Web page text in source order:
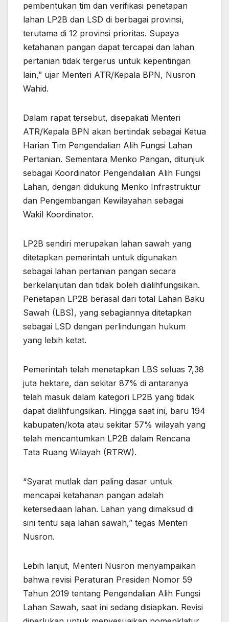
pembentukan tim dan verifikasi penetapan
lahan LP2B dan LSD di berbagai provinsi,
terutama di 12 provinsi prioritas. Supaya
ketahanan pangan dapat tercapai dan lahan
pertanian tidak tergerus untuk kepentingan
lain,” ujar Menteri ATR/Kepala BPN, Nusron
Wahid.
Dalam rapat tersebut, disepakati Menteri
ATR/Kepala BPN akan bertindak sebagai Ketua
Harian Tim Pengendalian Alih Fungsi Lahan
Pertanian. Sementara Menko Pangan, ditunjuk
sebagai Koordinator Pengendalian Alih Fungsi
Lahan, dengan didukung Menko Infrastruktur
dan Pengembangan Kewilayahan sebagai
Wakil Koordinator.
LP2B sendiri merupakan lahan sawah yang
ditetapkan pemerintah untuk digunakan
sebagai lahan pertanian pangan secara
berkelanjutan dan tidak boleh dialihfungsikan.
Penetapan LP2B berasal dari total Lahan Baku
Sawah (LBS), yang sebagiannya ditetapkan
sebagai LSD dengan perlindungan hukum
yang lebih ketat.
Pemerintah telah menetapkan LBS seluas 7,38
juta hektare, dan sekitar 87% di antaranya
telah masuk dalam kategori LP2B yang tidak
dapat dialihfungsikan. Hingga saat ini, baru 194
kabupaten/kota atau sekitar 57% wilayah yang
telah mencantumkan LP2B dalam Rencana
Tata Ruang Wilayah (RTRW).
“Syarat mutlak dan paling dasar untuk
mencapai ketahanan pangan adalah
ketersediaan lahan. Lahan yang dimaksud di
sini tentu saja lahan sawah,” tegas Menteri
Nusron.
Lebih lanjut, Menteri Nusron menyampaikan
bahwa revisi Peraturan Presiden Nomor 59
Tahun 2019 tentang Pengendalian Alih Fungsi
Lahan Sawah, saat ini sedang disiapkan. Revisi